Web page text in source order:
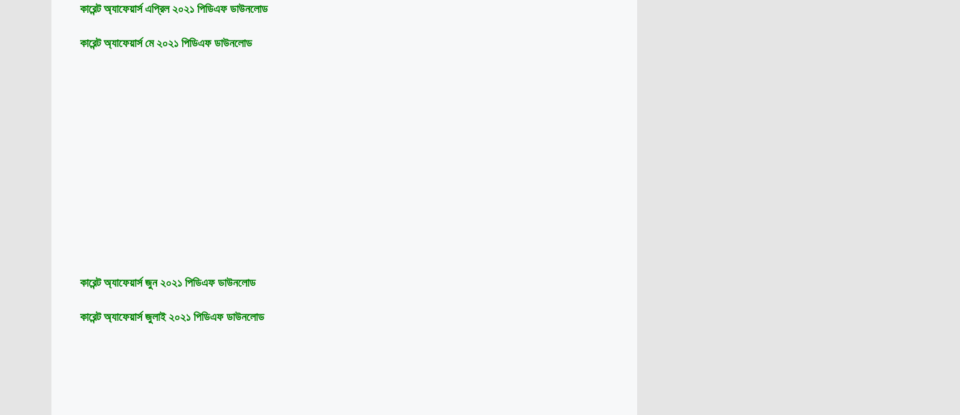
কারেন্ট অ্যাফেয়ার্স এপ্রিল ২০২১ পিডিএফ ডাউনলোড
কারেন্ট অ্যাফেয়ার্স মে ২০২১ পিডিএফ ডাউনলোড
কারেন্ট অ্যাফেয়ার্স জুন ২০২১ পিডিএফ ডাউনলোড
কারেন্ট অ্যাফেয়ার্স জুলাই ২০২১ পিডিএফ ডাউনলোড